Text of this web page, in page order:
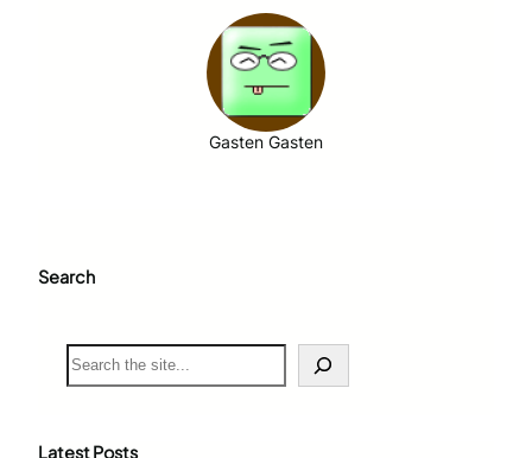
Gasten Gasten
Search
S
e
c
Latest Posts